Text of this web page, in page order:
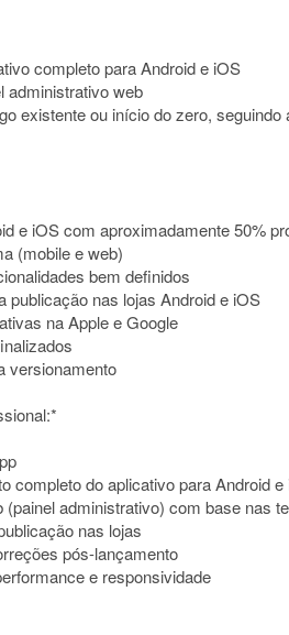
completo para Android e iOS
administrativo web
existente ou início do zero,
e iOS com aproximadamente 50%
(mobile e web)
bem definidos
publicação nas lojas Android e iOS
na Apple e Google
versionamento
completo do aplicativo para Android e
administrativo) com base nas
nas lojas
pós-lançamento
e responsividade